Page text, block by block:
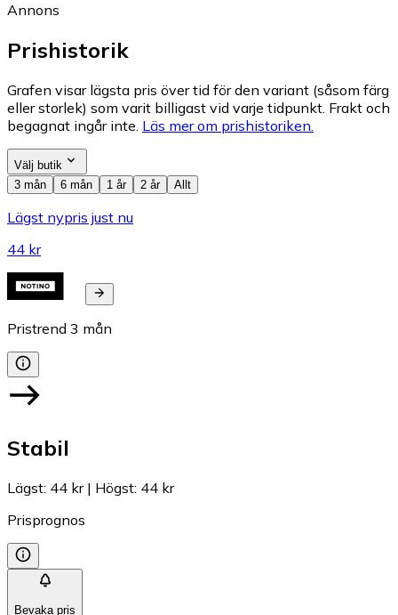
Annons
Prishistorik
Grafen visar lägsta pris över tid för den variant (såsom färg
eller storlek) som varit billigast vid varje tidpunkt. Frakt och
begagnat ingår inte. Läs mer om prishistoriken.
Välj butik
3 mån
6 mån 1 år 2 år Allt
Lägst nypris just nu
44 kr
Pristrend 3 mån
Stabil
Lägst: 44 kr| Högst: 44 kr
Prisprognos
Bevaka pris